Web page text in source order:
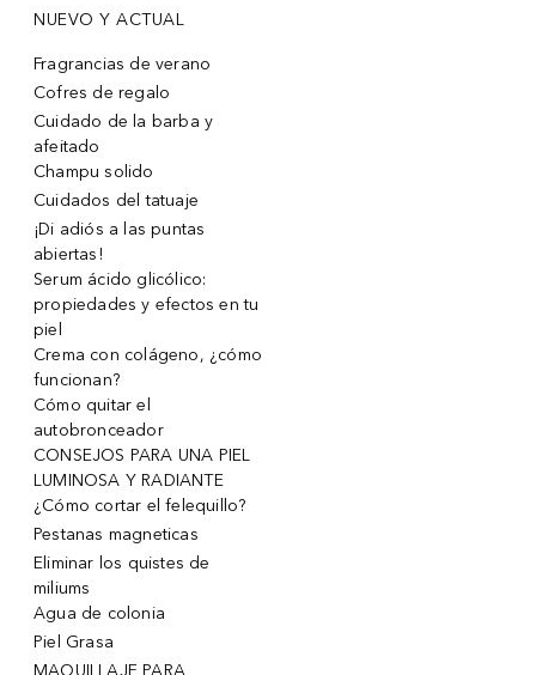
NUEVO Y ACTUAL
Fragrancias de verano
Cofres de regalo
Cuidado de la barba y
afeitado
Champu solido
Cuidados del tatuaje
¡Di adiós a las puntas
abiertas!
Serum ácido glicólico:
propiedades y efectos en tu
piel
Crema con colágeno, ¿cómo
funcionan?
Cómo quitar el
autobronceador
CONSEJOS PARA UNA PIEL
LUMINOSA Y RADIANTE
¿Cómo cortar el felequillo?
Pestanas magneticas
Eliminar los quistes de
miliums
Agua de colonia
Piel Grasa
MAQUILLAJE PARA